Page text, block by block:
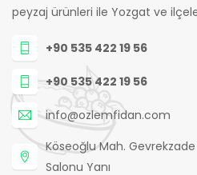
peyzaj ürünleri ile Yozgat ve
+90 535 422 19 56
+90 535 422 19 56
info@ozlemfidan.com
Köseoğlu Mah.
Salonu Yanı